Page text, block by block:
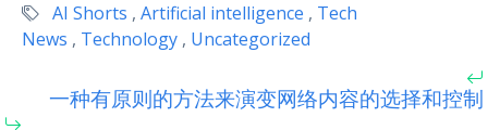
AI Shorts , Artificial intelligence , Tech
News , Technology , Uncategorized
一种有原则的方法来演变网络内容的选择和控制